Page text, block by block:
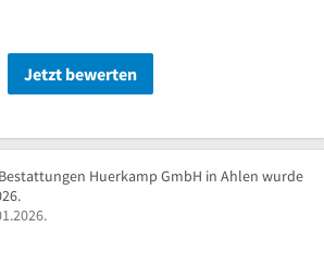
Jetzt bewerten
Huerkamp GmbH in Ahlen wurde